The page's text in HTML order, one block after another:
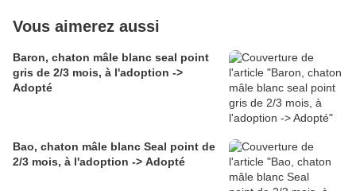
Vous aimerez aussi
Baron, chaton mâle blanc seal point
gris de 2/3 mois, à l'adoption ->
Adopté
Bao, chaton mâle blanc Seal point de
2/3 mois, à l'adoption -> Adopté